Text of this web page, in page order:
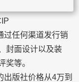
任何渠道发行销
封面设计以及装
奖等。
版社价格从4万到